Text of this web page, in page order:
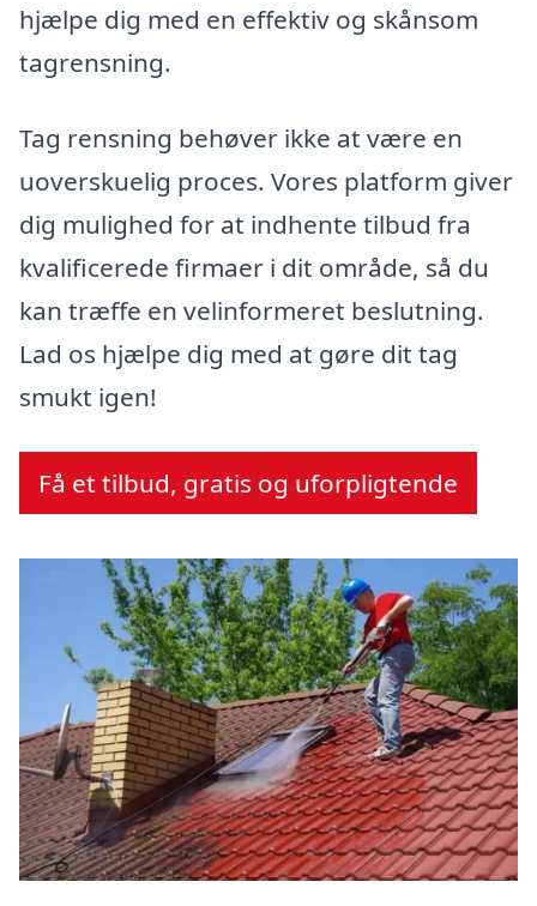
hjælpe dig med en effektiv og skånsom
tagrensning.
Tag rensning behøver ikke at være en
uoverskuelig proces. Vores platform giver
dig mulighed for at indhente tilbud fra
kvalificerede firmaer i dit område, så du
kan træffe en velinformeret beslutning.
Lad os hjælpe dig med at gøre dit tag
smukt igen!
Få et tilbud, gratis og uforpligtende